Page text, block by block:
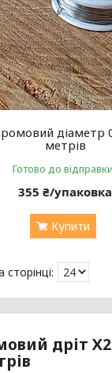
діаметр
метрів
Готово до відправки
355 ₴/упаковка
Купити
дріт